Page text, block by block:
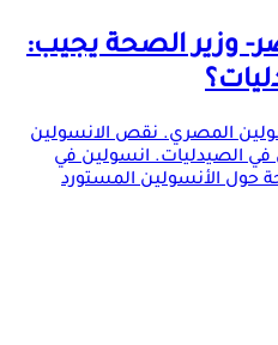
وزير الصحة يجيب:
المصري. نقص الانسولين
الصيدليات. انسولين في
حول الأنسولين المستورد